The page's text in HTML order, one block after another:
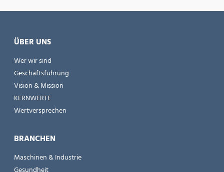
ÜBER UNS
Wer wir sind
Geschäftsführung
Vision & Mission
KERNWERTE
Wertversprechen
BRANCHEN
Maschinen & Industrie